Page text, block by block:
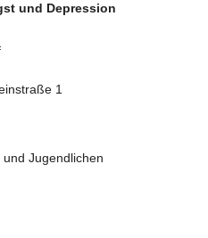
und Depression
1
Jugendlichen